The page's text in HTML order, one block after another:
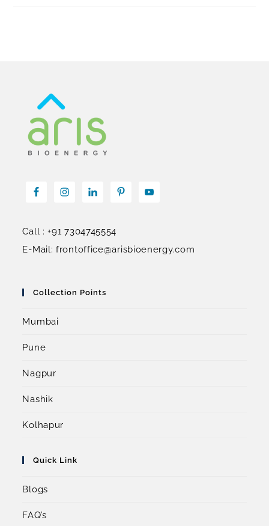
Call : +91 7304745554
E-Mail: frontoffice@arisbioenergy.com
Collection Points
Mumbai
Pune
Nagpur
Nashik
Kolhapur
Quick Link
Blogs
FAQ’s